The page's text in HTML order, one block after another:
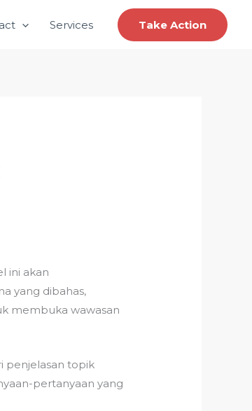
Services Take Action
ini akan
yang dibahas,
membuka wawasan
penjelasan topik
pertanyaan yang